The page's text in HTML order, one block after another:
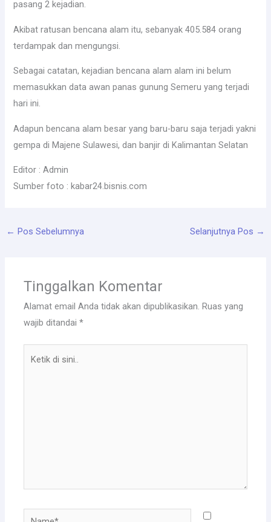
pasang 2 kejadian.
Akibat ratusan bencana alam itu, sebanyak 405.584 orang
terdampak dan mengungsi.
Sebagai catatan, kejadian bencana alam alam ini belum
memasukkan data awan panas gunung Semeru yang terjadi
hari ini.
Adapun bencana alam besar yang baru-baru saja terjadi yakni
gempa di Majene Sulawesi, dan banjir di Kalimantan Selatan
Editor : Admin
Sumber foto : kabar24.bisnis.com
← Pos Sebelumnya Selanjutnya Pos →
Tinggalkan Komentar
Alamat email Anda tidak akan dipublikasikan. Ruas yang
wajib ditandai*
Name*